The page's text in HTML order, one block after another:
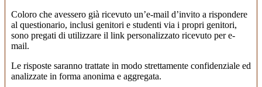
Coloro che avessero già ricevuto un’e-mail d’invito a rispondere
al questionario, inclusi genitori e studenti via i propri genitori,
sono pregati di utilizzare il link personalizzato ricevuto per e-
mail.
Le risposte saranno trattate in modo strettamente confidenziale ed
analizzate in forma anonima e aggregata.